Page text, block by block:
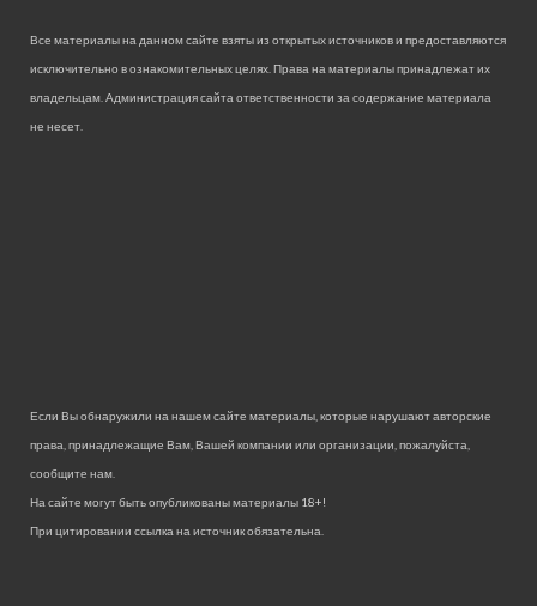
Все материалы на данном сайте взяты из открытых источников и предоставляются
исключительно в ознакомительных целях. Права на материалы принадлежат их
владельцам. Администрация сайта ответственности за содержание материала
не несет.
Если Вы обнаружили на нашем сайте материалы, которые нарушают авторские
права, принадлежащие Вам, Вашей компании или организации, пожалуйста,
сообщите нам.
На сайте могут быть опубликованы материалы 18+!
При цитировании ссылка на источник обязательна.